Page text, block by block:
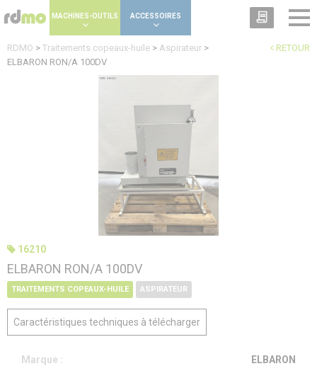
MACHINES-OUTILS ACCESSOIRES
RETOUR
RDMO > Traitements copeaux-huile > Aspirateur >
ELBARON RON/A 100DV
16210
ELBARON RON/A 100DV
TRAITEMENTS COPEAUX-HUILE ASPIRATEUR
Caractéristiques techniques à télécharger
Marque : ELBARON